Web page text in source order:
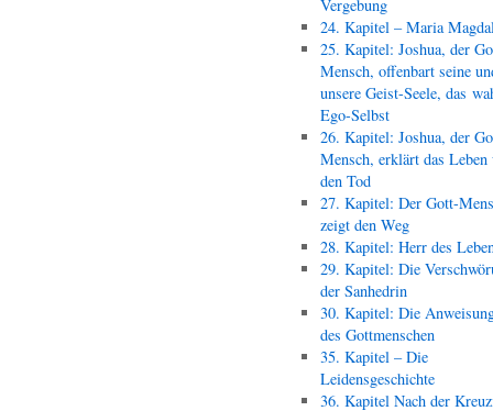
Vergebung
24. Kapitel – Maria
25. Kapitel: Joshua, der
Mensch, offenbart seine
unsere Geist-Seele, das
Ego-Selbst
26. Kapitel: Joshua, der
Mensch, erklärt das Leben
den Tod
27. Kapitel: Der Gott-
zeigt den Weg
28. Kapitel: Herr des
29. Kapitel: Die
der Sanhedrin
30. Kapitel: Die
des Gottmenschen
35. Kapitel – Die
Leidensgeschichte
36. Kapitel Nach der